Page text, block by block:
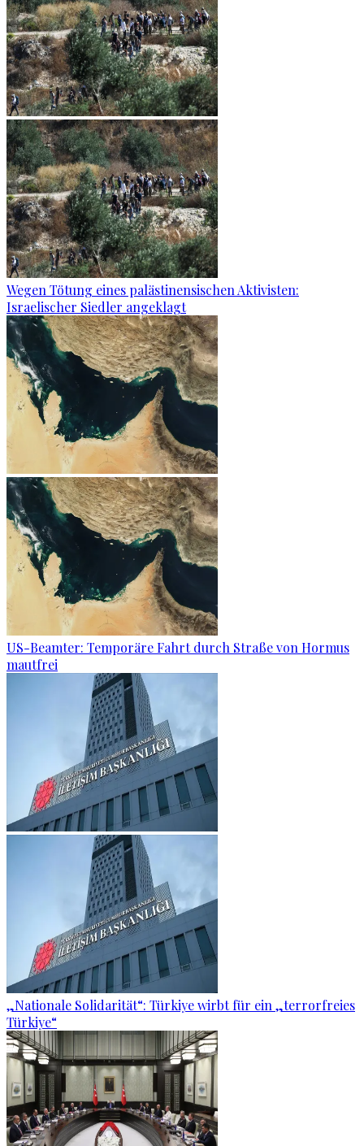
Wegen Tötung eines palästinensischen Aktivisten:
Israelischer Siedler angeklagt
US-Beamter: Temporäre Fahrt durch Straße von Hormus
mautfrei
„Nationale Solidarität“: Türkiye wirbt für ein „terrorfreies
Türkiye“